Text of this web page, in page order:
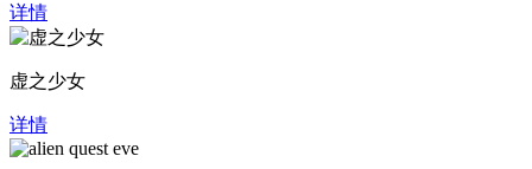
详情
虚之少女
详情